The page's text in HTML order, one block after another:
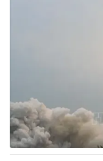
Thế giới đó đây
Câu chuyện quốc tế
Kinh tế
Tài chính
Thị trường
Dữ liệu và đời sống